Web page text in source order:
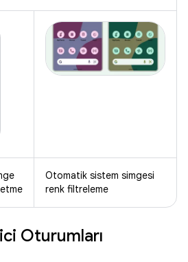
Otomatik sistem simgesi
renk filtreleme
Oturumları